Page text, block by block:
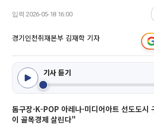
입력 2026-05-18 16:00
경기인천취재본부 김재학 기자
기사 듣기
돔구장·K-POP 아레나·미디어아트 선도도
이 골목경제 살린다"